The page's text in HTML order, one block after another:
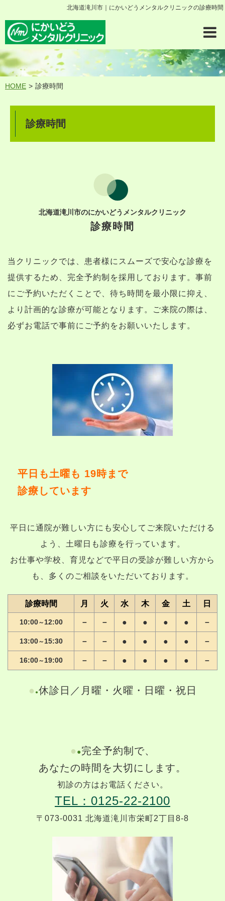
北海道滝川市｜にかいどうメンタルクリニックの診療時間
HOME 診療時間
診療時間
北海道滝川市のにかいどうメンタルクリニック
診療時間
当クリニックでは、患者様にスムーズで安心な診療を
提供するため、完全予約制を採用しております。事前
にご予約いただくことで、待ち時間を最小限に抑え、
より計画的な診療が可能となります。ご来院の際は、
必ずお電話で事前にご予約をお願いいたします。
平日も土曜も 19時まで
診療しています
平日に通院が難しい方にも安心してご来院いただける
よう、土曜日も診療を行っています。
お仕事や学校、育児などで平日の受診が難しい方から
も、多くのご相談をいただいております。
診療時間 月 火 水 木 金 土 日
10:00～12:00 － － ● ● ● ● －
13:00～15:30 － － ● ● ● ● －
16:00～19:00 － － ● ● ● ● －
● ●休診日／月曜・火曜・日曜・祝日
● ●完全予約制で、
あなたの時間を大切にします。
初診の方はお電話ください。
TEL：0125-22-2100
〒073-0031 北海道滝川市栄町2丁目8-8